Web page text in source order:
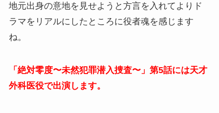
地元出身の意地を見せようと方言を入れてよりド
ラマをリアルにしたところに役者魂を感じます
ね。
「絶対零度〜未然犯罪潜入捜査〜」第5話には天才
外科医役で出演します。